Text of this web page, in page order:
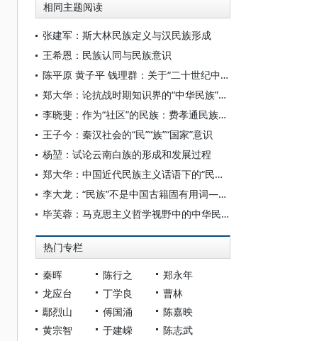
相同主题阅读
张建军：斯大林民族定义与汉民族形成
王希恩：民族认同与民族意识
陈平原 黄子平 钱理群：关于“二十世纪中国文学”的对话
郑大华：论抗战时期知识界的“中华民族”观念及其差异
李晓斐：作为“社区”的民族：费孝通民族共同体的思想遗产
王子今：秦汉社会的“民”“族”“国家”意识
杨堃：试论云南白族的形成和发展过程
郑大华：中国近代民族主义话语下的“民族”“种族”和“国族”
李大龙：“民族”不是中国古籍固有用词——兼论东西话语体系的错接
毕芙蓉：马克思主义哲学视野中的中华民族现代文明
热门专栏
秦晖 陈行之
郑永年
龙应台
丁学良
曹林
鄢烈山
傅国涌
陈嘉映
黄宗智
于建嵘
陈志武